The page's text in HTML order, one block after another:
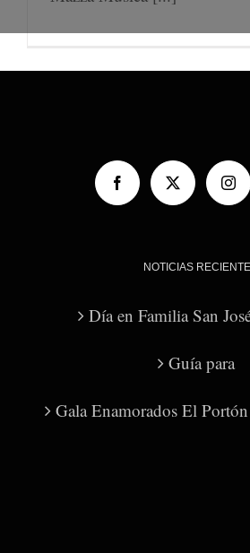
NOTICIAS
Día en Familia San
Guía para
Gala Enamorados El